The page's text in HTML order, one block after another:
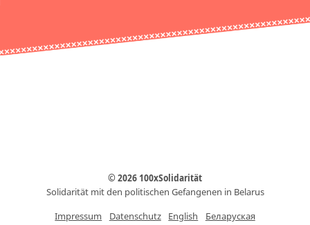
© 2026 100xSolidarität
Solidarität mit den politischen Gefangenen in Belarus
Impressum
Datenschutz English Беларуская